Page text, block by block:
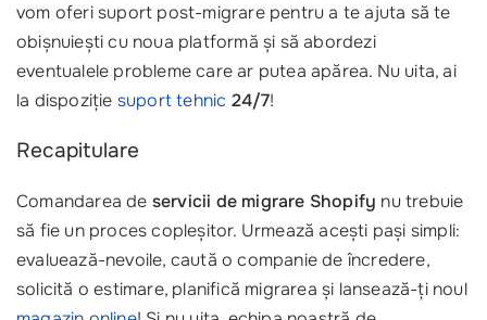
vom oferi suport post-migrare pentru a te ajuta să te
obișnuiești cu noua platformă și să abordezi
eventualele probleme care ar putea apărea. Nu uita, ai
la dispoziție suport tehnic 24/7!
Recapitulare
Comandarea de servicii de migrare Shopify nu trebuie
să fie un proces copleșitor. Urmează acești pași simpli:
evaluează-nevoile, caută o companie de încredere,
solicită o estimare, planifică migrarea și lansează-ți noul